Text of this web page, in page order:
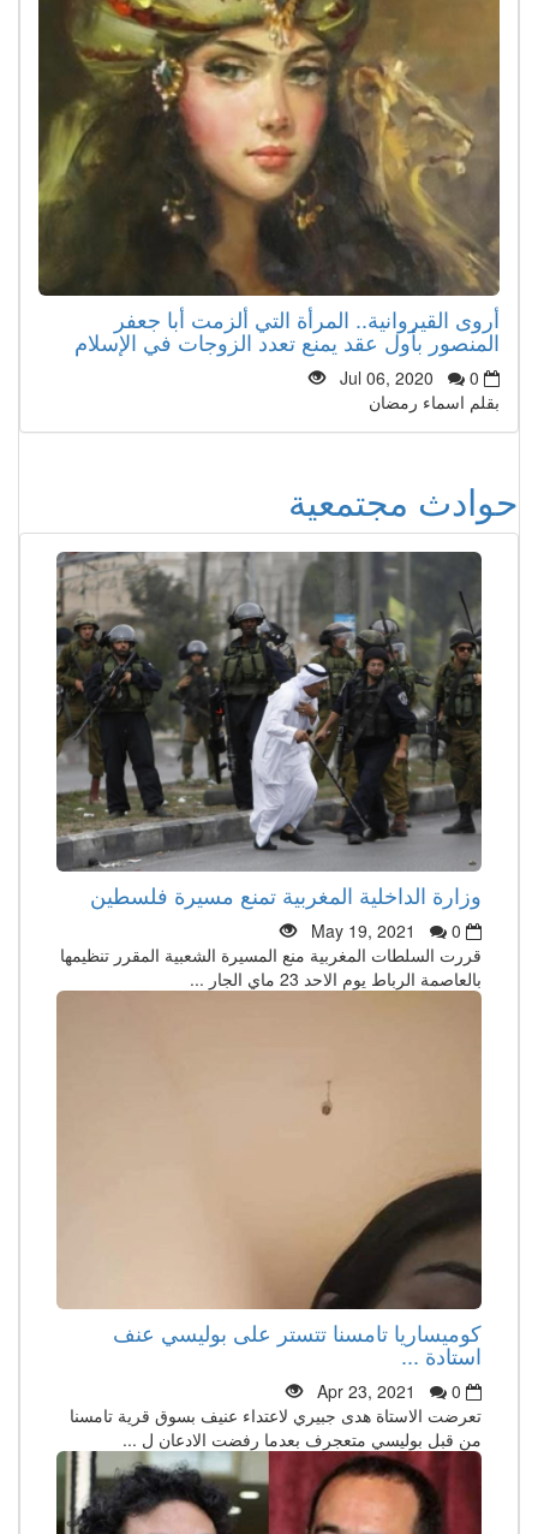
أروى القيروانية.. المرأة التي ألزمت أبا جعفر
المنصور بأول عقد يمنع تعدد الزوجات في الإسلام
Jul 06, 2020
0
بقلم اسماء رمضان
حوادث مجتمعية
وزارة الداخلية المغربية تمنع مسيرة فلسطين
May 19, 2021
0
قررت السلطات المغربية منع المسيرة الشعبية المقرر تنظيمها
بالعاصمة الرباط يوم الاحد 23 ماي الجار ...
كوميساريا تامسنا تتستر على بوليسي عنف
استادة ...
Apr 23, 2021
0
تعرضت الاستاة هدى جبيري لاعتداء عنيف بسوق قرية تامسنا
من قبل بوليسي متعجرف بعدما رفضت الادعان ل ...